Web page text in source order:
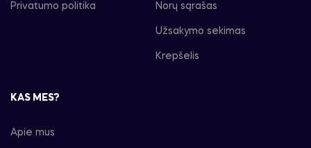
Privatumo politika Norų sąrašas
Užsakymo sekimas
Krepšelis
KAS MES?
Apie mus